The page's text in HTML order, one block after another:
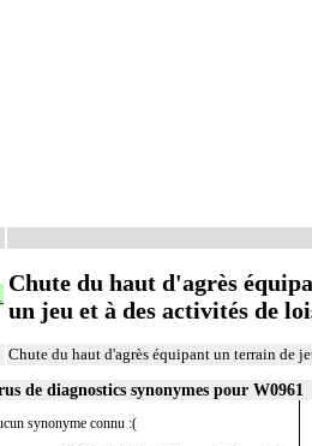
Chute du haut d'agrès
un jeu et à des activités de
Chute du haut d'agrès équipant un terrain de
de diagnostics synonymes pour W0961
synonyme connu :(